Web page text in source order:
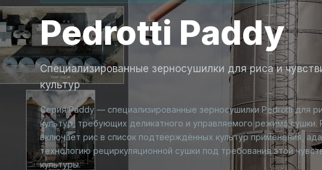
Pedrotti Paddy
Специализированные зерносушилки для риса и
культур
Серия Paddy — специализированные зерносушилки Pedrotti для
культур, требующих деликатного и управляемого режима сушки.
включает рис в список подтверждённых культур применения,
технологию рециркуляционной сушки под требования этой
культуры.